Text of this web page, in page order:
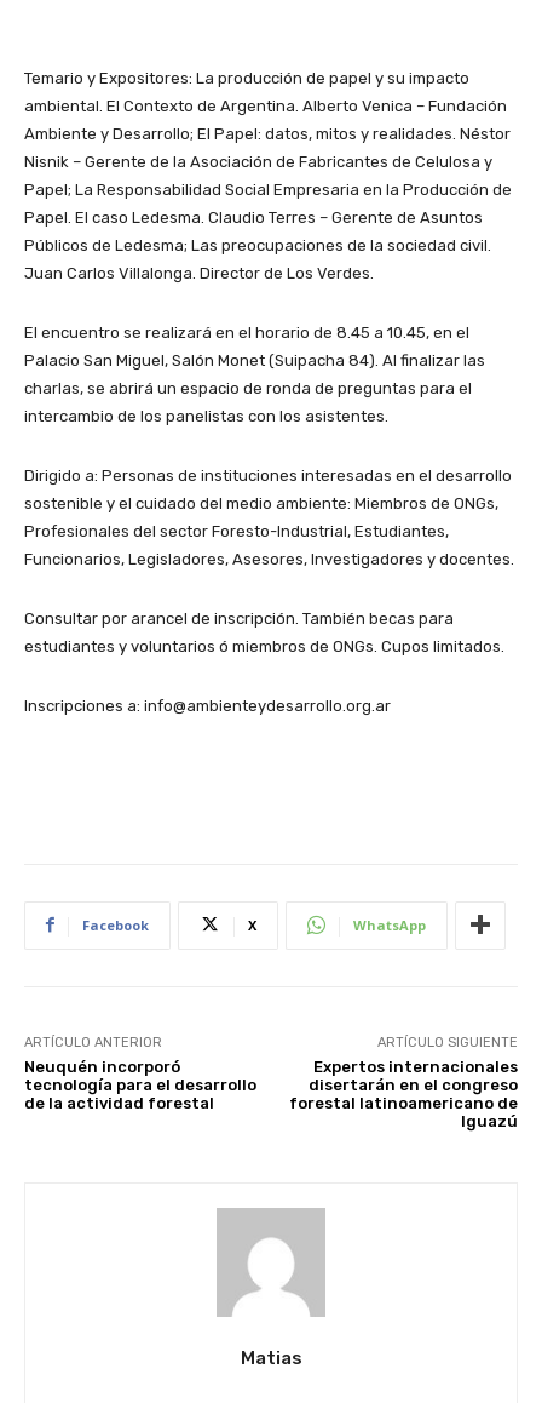
Temario y Expositores: La producción de papel y su impacto
ambiental. El Contexto de Argentina. Alberto Venica – Fundación
Ambiente y Desarrollo; El Papel: datos, mitos y realidades. Néstor
Nisnik – Gerente de la Asociación de Fabricantes de Celulosa y
Papel; La Responsabilidad Social Empresaria en la Producción de
Papel. El caso Ledesma. Claudio Terres – Gerente de Asuntos
Públicos de Ledesma; Las preocupaciones de la sociedad civil.
Juan Carlos Villalonga. Director de Los Verdes.
El encuentro se realizará en el horario de 8.45 a 10.45, en el
Palacio San Miguel, Salón Monet (Suipacha 84). Al finalizar las
charlas, se abrirá un espacio de ronda de preguntas para el
intercambio de los panelistas con los asistentes.
Dirigido a: Personas de instituciones interesadas en el desarrollo
sostenible y el cuidado del medio ambiente: Miembros de ONGs,
Profesionales del sector Foresto-Industrial, Estudiantes,
Funcionarios, Legisladores, Asesores, Investigadores y docentes.
Consultar por arancel de inscripción. También becas para
estudiantes y voluntarios ó miembros de ONGs. Cupos limitados.
Inscripciones a: info@ambienteydesarrollo.org.ar
Facebook X WhatsApp
ARTÍCULO ANTERIOR
Neuquén incorporó
tecnología para el desarrollo
de la actividad forestal
ARTÍCULO SIGUIENTE
Expertos internacionales
disertarán en el congreso
forestal latinoamericano de
Iguazú
Matias